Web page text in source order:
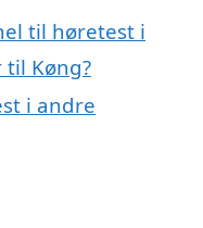
til høretest i
Køng?
i andre